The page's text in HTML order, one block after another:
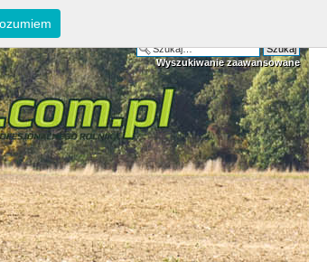
Wyszukiwanie zaawansowane